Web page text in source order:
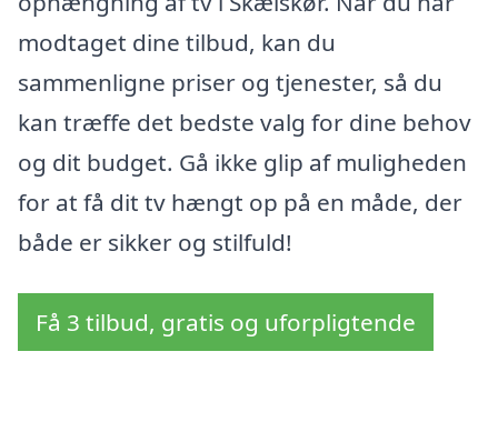
modtaget dine tilbud, kan du
sammenligne priser og tjenester, så du
kan træffe det bedste valg for dine behov
og dit budget. Gå ikke glip af muligheden
for at få dit tv hængt op på en måde, der
både er sikker og stilfuld!
Få 3 tilbud, gratis og uforpligtende